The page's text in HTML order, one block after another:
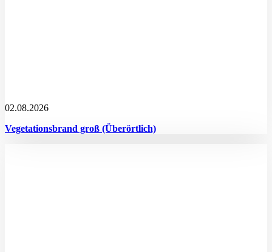
02.08.2026
Vegetationsbrand groß (Überörtlich)